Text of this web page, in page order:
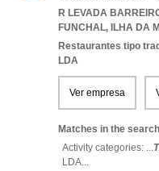
R LEVADA
FUNCHAL, ILHA DA
Restaurantes tipo
LDA
Ver empresa
Matches in the
Activity categories: ...
LDA...